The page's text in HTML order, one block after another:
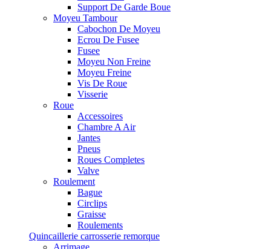
Support De Garde Boue
Moyeu Tambour
Cabochon De Moyeu
Ecrou De Fusee
Fusee
Moyeu Non Freine
Moyeu Freine
Vis De Roue
Visserie
Roue
Accessoires
Chambre A Air
Jantes
Pneus
Roues Completes
Valve
Roulement
Bague
Circlips
Graisse
Roulements
Quincaillerie carrosserie remorque
Arrimage